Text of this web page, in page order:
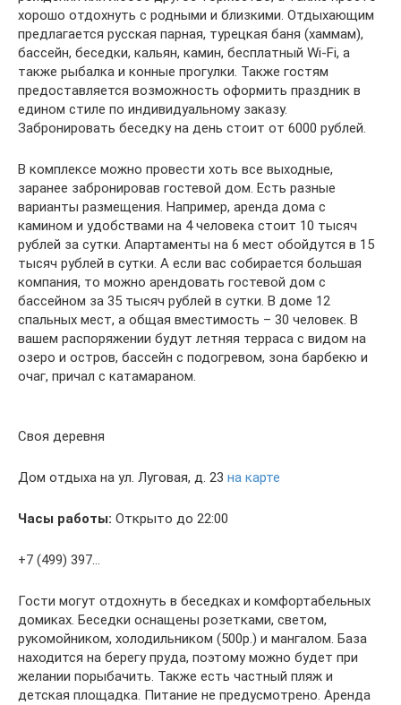
хорошо отдохнуть с родными и близкими. Отдыхающим
предлагается русская парная, турецкая баня (хаммам),
бассейн, беседки, кальян, камин, бесплатный Wi-Fi, а
также рыбалка и конные прогулки. Также гостям
предоставляется возможность оформить праздник в
едином стиле по индивидуальному заказу.
Забронировать беседку на день стоит от 6000 рублей.
В комплексе можно провести хоть все выходные,
заранее забронировав гостевой дом. Есть разные
варианты размещения. Например, аренда дома с
камином и удобствами на 4 человека стоит 10 тысяч
рублей за сутки. Апартаменты на 6 мест обойдутся в 15
тысяч рублей в сутки. А если вас собирается большая
компания, то можно арендовать гостевой дом с
бассейном за 35 тысяч рублей в сутки. В доме 12
спальных мест, а общая вместимость – 30 человек. В
вашем распоряжении будут летняя терраса с видом на
озеро и остров, бассейн с подогревом, зона барбекю и
очаг, причал с катамараном.
Своя деревня
Дом отдыха на ул. Луговая, д. 23 на карте
Часы работы: Открыто до 22:00
+7 (499) 397…
Гости могут отдохнуть в беседках и комфортабельных
домиках. Беседки оснащены розетками, светом,
рукомойником, холодильником (500р.) и мангалом. База
находится на берегу пруда, поэтому можно будет при
желании порыбачить. Также есть частный пляж и
детская площадка. Питание не предусмотрено. Аренда